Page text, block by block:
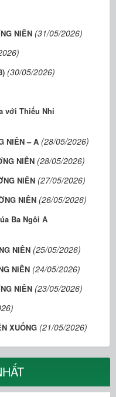
NIÊN (31/05/2026)
(30/05/2026)
với Thiếu Nhi
NIÊN – A (28/05/2026)
NIÊN (28/05/2026)
NIÊN (27/05/2026)
NIÊN (26/05/2026)
Ba Ngôi A
NIÊN (25/05/2026)
NIÊN (24/05/2026)
NIÊN (23/05/2026)
XUỐNG (21/05/2026)